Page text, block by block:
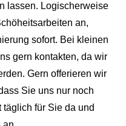
lassen. Logischerweise
an,
sofort. Bei kleinen
gern kontakten, da wir
Gern offerieren wir
Sie uns nur noch
für Sie da und